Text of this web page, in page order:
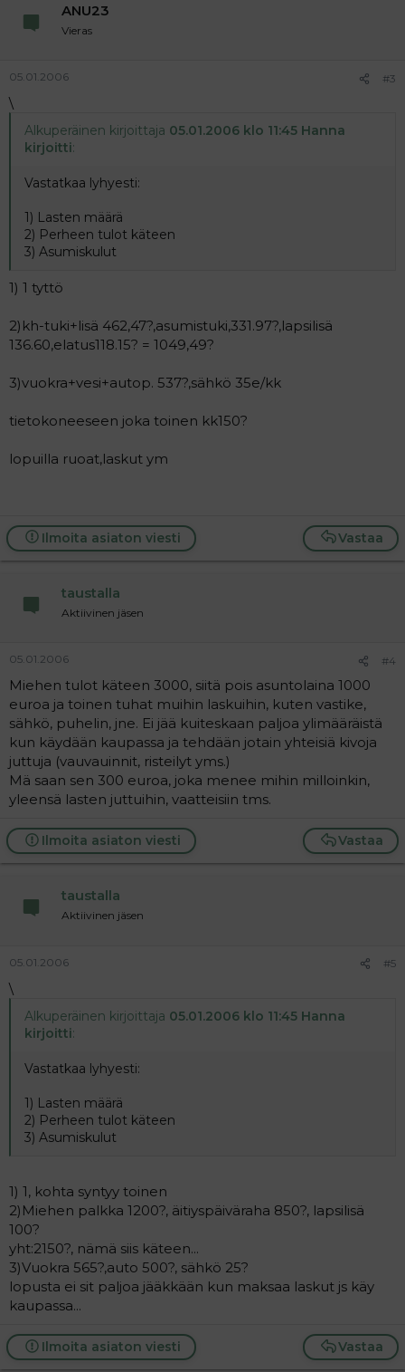
ANU23
Vieras
05.01.2006 #3
\
Alkuperäinen kirjoittaja 05.01.2006 klo 11:45 Hanna
kirjoitti:
Vastatkaa lyhyesti:
1) Lasten määrä
2) Perheen tulot käteen
3) Asumiskulut
1) 1 tyttö
2)kh-tuki+lisä 462,47?,asumistuki,331.97?,lapsilisä
136.60,elatus118.15? = 1049,49?
3)vuokra+vesi+autop. 537?,sähkö 35e/kk
tietokoneeseen joka toinen kk150?
lopuilla ruoat,laskut ym
Vastaa
Ilmoita asiaton viesti
taustalla
Aktiivinen jäsen
05.01.2006 #4
Miehen tulot käteen 3000, siitä pois asuntolaina 1000
euroa ja toinen tuhat muihin laskuihin, kuten vastike,
sähkö, puhelin, jne. Ei jää kuiteskaan paljoa ylimääräistä
kun käydään kaupassa ja tehdään jotain yhteisiä kivoja
juttuja (vauvauinnit, risteilyt yms.)
Mä saan sen 300 euroa, joka menee mihin milloinkin,
yleensä lasten juttuihin, vaatteisiin tms.
Vastaa
Ilmoita asiaton viesti
taustalla
Aktiivinen jäsen
05.01.2006 #5
\
Alkuperäinen kirjoittaja 05.01.2006 klo 11:45 Hanna
kirjoitti:
Vastatkaa lyhyesti:
1) Lasten määrä
2) Perheen tulot käteen
3) Asumiskulut
1) 1, kohta syntyy toinen
2)Miehen palkka 1200?, äitiyspäiväraha 850?, lapsilisä
100?
yht:2150?, nämä siis käteen...
3)Vuokra 565?,auto 500?, sähkö 25?
lopusta ei sit paljoa jääkkään kun maksaa laskut js käy
kaupassa...
Vastaa
Ilmoita asiaton viesti